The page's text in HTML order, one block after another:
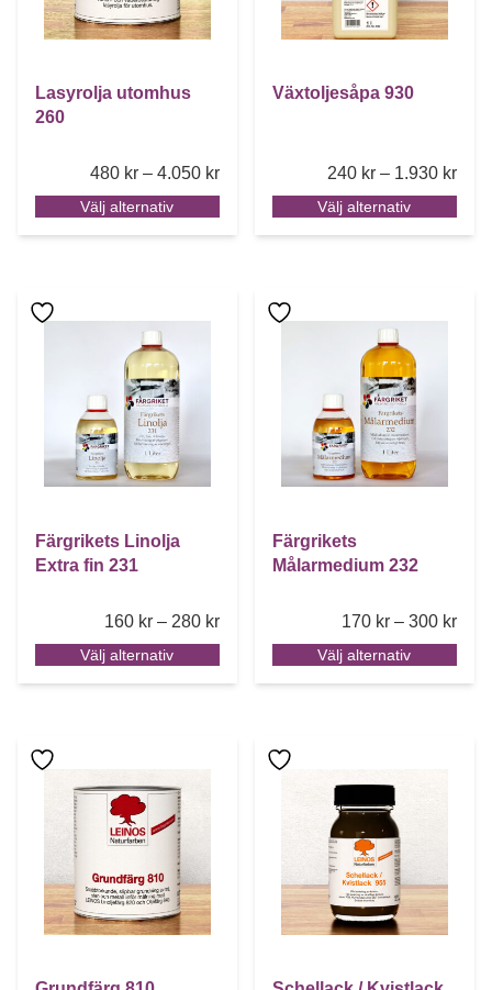
Lasyrolja utomhus
260
480 kr – 4.050 krPrice range: 480 kr through 4.050
Välj alternativ
Växtoljesåpa 930
240 kr – 1.930 kr
Välj alternativ
Färgrikets Linolja
Extra fin 231
160 kr – 280 krPrice range: 160 kr through 280 kr
Välj alternativ
Den här produkten har flera varianter. De olika
Färgrikets
Målarmedium 232
170 kr – 300 kr
Välj alternativ
Den här produkten har
Den här produkten har flera varianter. De olika
Den här produkten har